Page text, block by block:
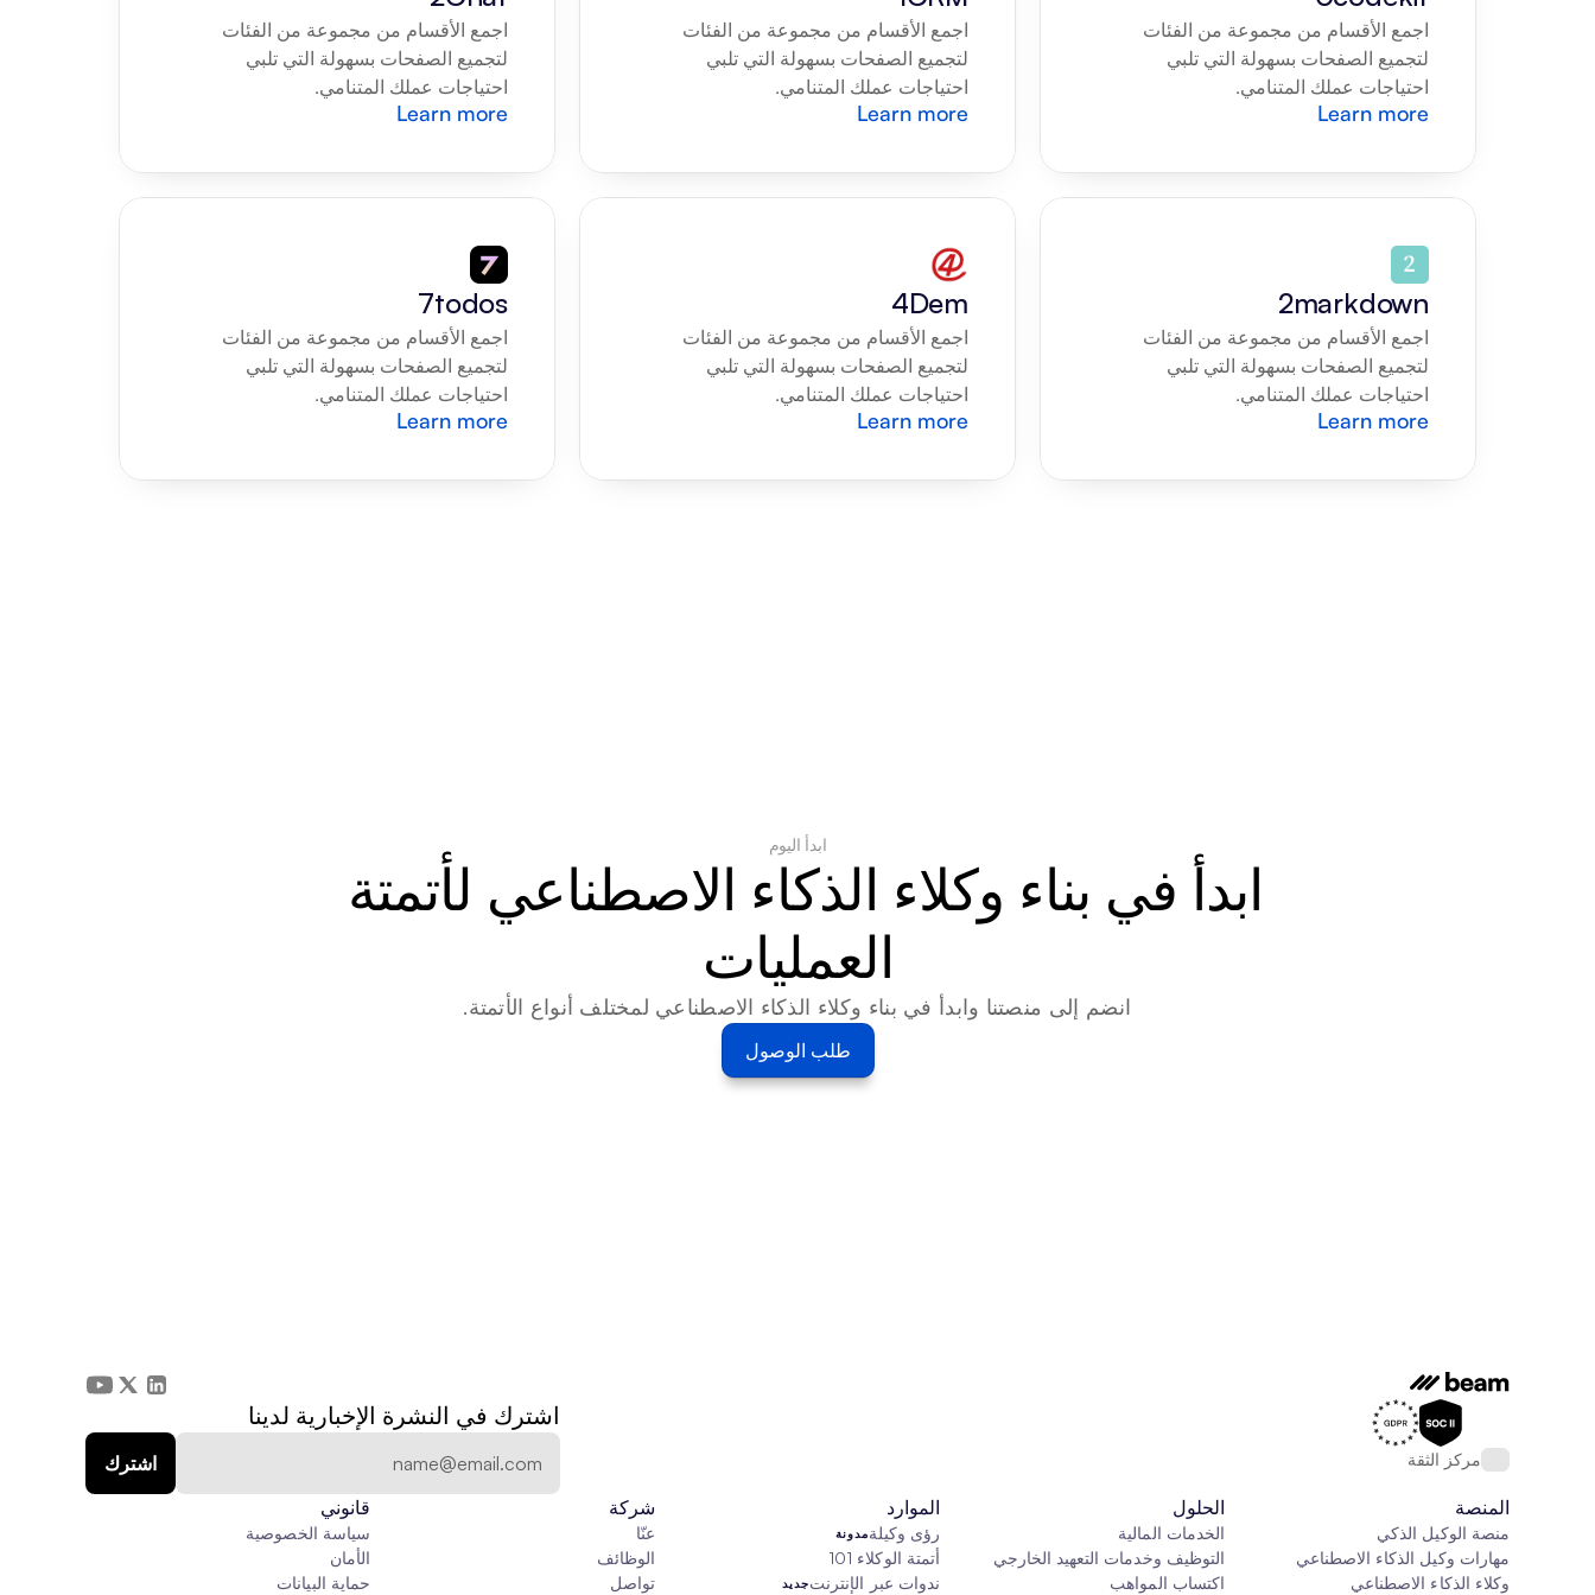
احتياجات عملك المتنامي.
Learn more
احتياجات عملك المتنامي.
Learn more
احتياجات عملك المتنامي.
Learn more
2markdown
احتياجات عملك المتنامي.
Learn more
4Dem
احتياجات عملك المتنامي.
Learn more
7todos
احتياجات عملك المتنامي.
Learn more
ابدأ اليوم
العمليات
انضم إلى منصتنا وابدأ في بناء وكلاء الذكاء الاصطناعي لمختلف أنواع الأتمتة.
طلب الوصول
مركز الثقة
اشترك في النشرة الإخبارية لدينا
المنصة
منصة الوكيل الذكي
مهارات وكيل الذكاء الاصطناعي
وكلاء الذكاء الاصطناعي
الحلول
الخدمات المالية
التوظيف وخدمات التعهيد الخارجي
اكتساب المواهب
الموارد
رؤى وكيلةمدونة
أتمتة الوكلاء 101
ندوات عبر الإنترنتجديد
شركة
عنّا
الوظائف
تواصل
قانوني
سياسة الخصوصية
الأمان
حماية البيانات